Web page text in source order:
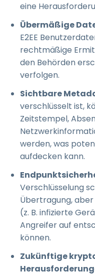
eine
Übermäßige
E2EE
rechtmäßige
den Behörden
verfolgen.
Sichtbare
verschlüsselt ist,
Zeitstempel,
werden, was
aufdecken kann.
Verschlüsselung
Übertragung,
(z. B. infizierte
Angreifer auf
können.
Zukünftige